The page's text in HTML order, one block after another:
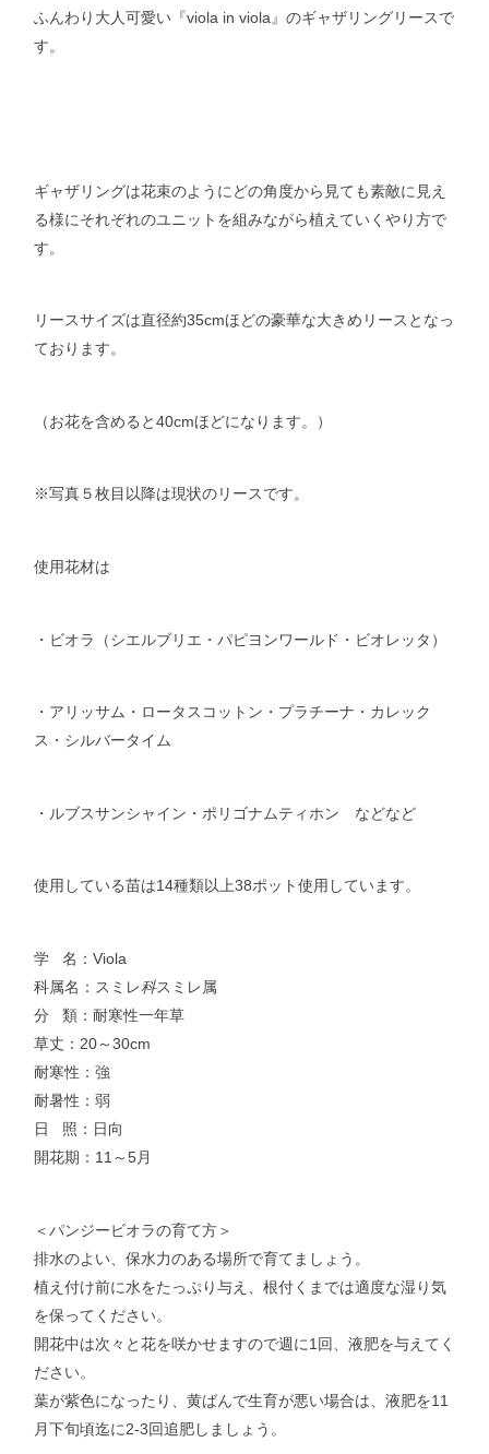
ふんわり大人可愛い『viola in viola』のギャザリングリースで
す。
ギャザリングは花束のようにどの角度から見ても素敵に見え
る様にそれぞれのユニットを組みながら植えていくやり方で
す。
リースサイズは直径約35cmほどの豪華な大きめリースとなっ
ております。
（お花を含めると40cmほどになります。）
※写真５枚目以降は現状のリースです。
使用花材は
・ビオラ（シエルブリエ・パピヨンワールド・ビオレッタ）
・アリッサム・ロータスコットン・プラチーナ・カレック
ス・シルバータイム
・ルブスサンシャイン・ポリゴナムティホン などなど
使用している苗は14種類以上38ポット使用しています。
学 名：Viola
科属名：スミレ科スミレ属
分 類：耐寒性一年草
草丈：20～30cm
耐寒性：強
耐暑性：弱
日 照：日向
開花期：11～5月
＜パンジービオラの育て方＞
排水のよい、保水力のある場所で育てましょう。
植え付け前に水をたっぷり与え、根付くまでは適度な湿り気
を保ってください。
開花中は次々と花を咲かせますので週に1回、液肥を与えてく
ださい。
葉が紫色になったり、黄ばんで生育が悪い場合は、液肥を11
月下旬頃迄に2-3回追肥しましょう。